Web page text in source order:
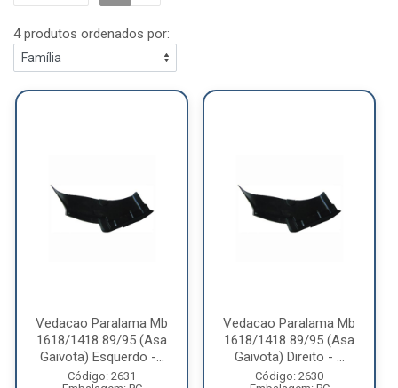
4 produtos ordenados por:
Vedacao Paralama Mb
1618/1418 89/95 (Asa
Gaivota) Esquerdo -...
Código: 2631
Vedacao Paralama Mb
1618/1418 89/95 (Asa
Gaivota) Direito - ...
Código: 2630